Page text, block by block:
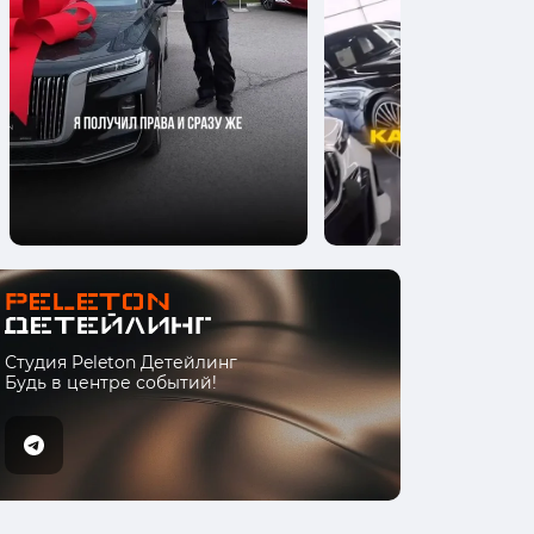
Студия Peleton Детейлинг
Будь в центре событий!